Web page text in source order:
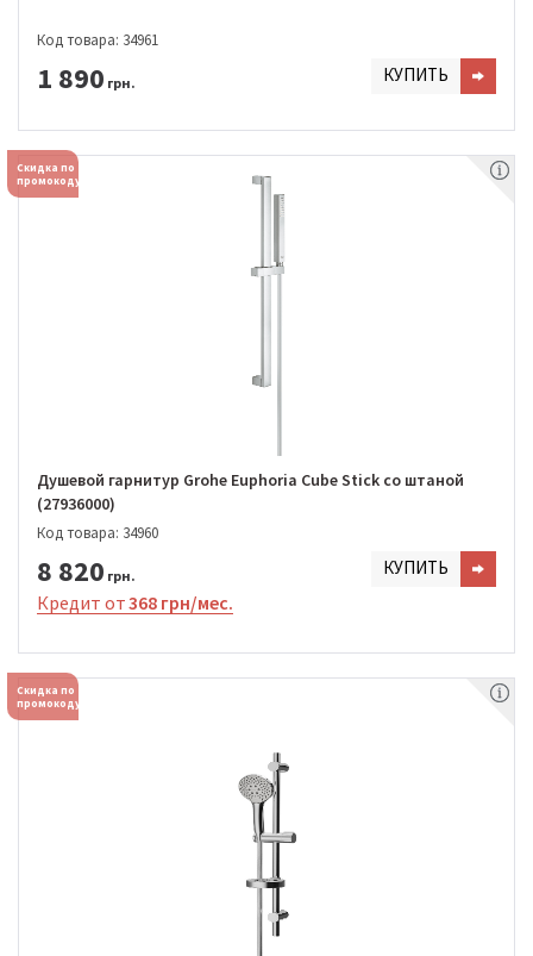
Код товара: 34961
1 890 грн. КУПИТЬ
Скидка по
промокоду
Душевой гарнитур Grohe Euphoria Cube Stick со штаной
(27936000)
Код товара: 34960
8 820 грн. КУПИТЬ
Кредит от368 грн/мес.
Скидка по
промокоду